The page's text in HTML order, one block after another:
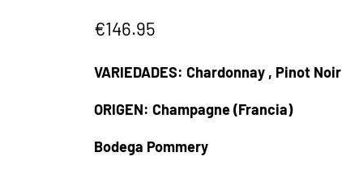
€146.95
VARIEDADES: Chardonnay , Pinot Noir
ORIGEN: Champagne (Francia)
Bodega Pommery